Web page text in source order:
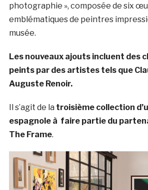
photographie », composée de six
emblématiques de peintres
musée.
Les nouveaux ajouts incluent des
peints par des artistes tels que
Auguste Renoir.
Il s’agit de la troisième collection
espagnole à faire partie du
The Frame.